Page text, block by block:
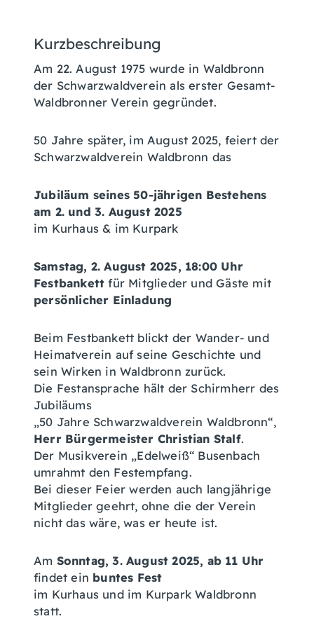
Kurzbeschreibung
Am 22. August 1975 wurde in Waldbronn
der Schwarzwaldverein als erster Gesamt-
Waldbronner Verein gegründet.
50 Jahre später, im August 2025, feiert der
Schwarzwaldverein Waldbronn das
Jubiläum seines 50-jährigen Bestehens
am 2. und 3. August 2025
im Kurhaus & im Kurpark
Samstag, 2. August 2025, 18:00 Uhr
Festbankett für Mitglieder und Gäste mit
persönlicher Einladung
Beim Festbankett blickt der Wander- und
Heimatverein auf seine Geschichte und
sein Wirken in Waldbronn zurück.
Die Festansprache hält der Schirmherr des
Jubiläums
„50 Jahre Schwarzwaldverein Waldbronn“,
Herr Bürgermeister Christian Stalf.
Der Musikverein „Edelweiß“ Busenbach
umrahmt den Festempfang.
Bei dieser Feier werden auch langjährige
Mitglieder geehrt, ohne die der Verein
nicht das wäre, was er heute ist.
Am Sonntag, 3. August 2025, ab 11 Uhr
findet ein buntes Fest
im Kurhaus und im Kurpark Waldbronn
statt.